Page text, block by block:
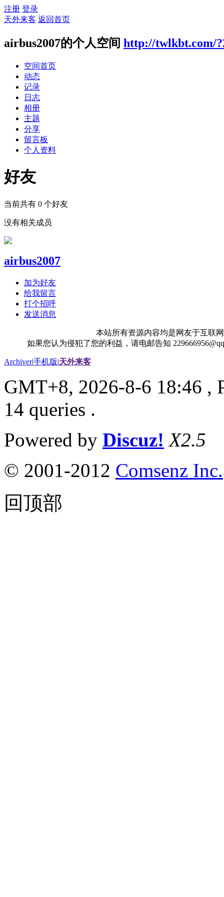
注册 登录
天外来客 返回首页
airbus2007的个人空间 http://twlkbt.com/
空间首页
动态
记录
日志
相册
主题
分享
留言板
个人资料
好友
当前共有 0 个好友
没有相关成员
airbus2007
加为好友
给我留言
打个招呼
发送消息
本站所有资源内容均是网友于互联
如果您认为侵犯了您的利益，请电邮告知
Archiver|手机版|天外来客
GMT+8, 2026-8-6 18:46 ,
14 queries .
Powered by Discuz! X2.5
© 2001-2012 Comsenz Inc.
回顶部